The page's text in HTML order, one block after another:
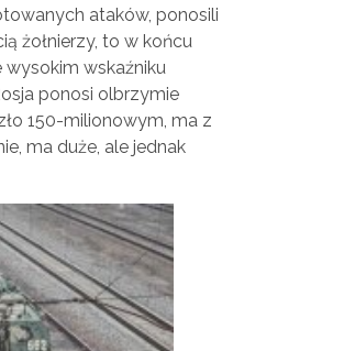
ataków, ponosili
żołnierzy, to w końcu
wysokim wskaźniku
ponosi olbrzymie
150-milionowym, ma z
ma duże, ale jednak